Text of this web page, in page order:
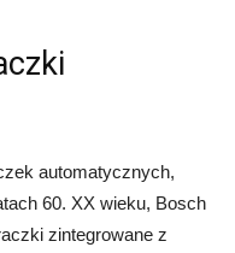
automatycznych,
60. XX wieku, Bosch
zintegrowane z